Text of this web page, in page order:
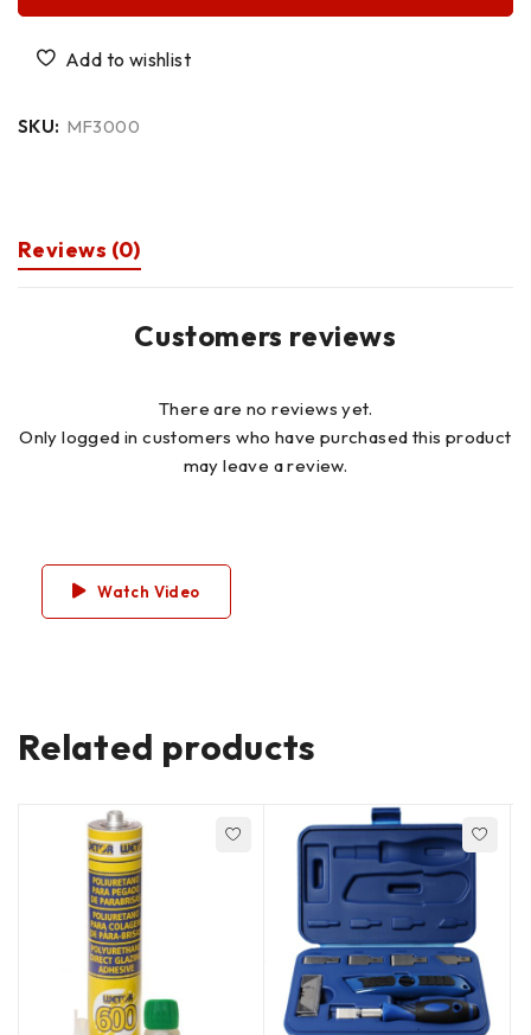
SKU: MF3000
Reviews (0)
Customers reviews
There are no reviews yet.
Only logged in customers who have purchased this product
may leave a review.
Watch Video
Related products